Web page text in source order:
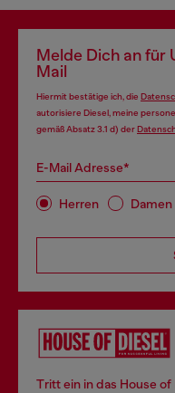
Melde Dich an für
Mail
Hiermit bestätige ich, die
autorisiere Diesel, meine
gemäß Absatz 3.1 d) der
E-Mail Adresse*
Herren Damen
Tritt ein in das House